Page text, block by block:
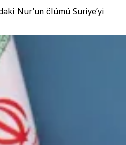
Nur’un ölümü Suriye’yi